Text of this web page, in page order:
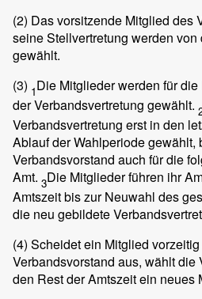
(2) Das vorsitzende Mitglied des
seine Stellvertretung werden von
gewählt.
(3) 1Die Mitglieder werden für
der Verbandsvertretung gewählt.
Verbandsvertretung erst in den
Ablauf der Wahlperiode gewählt,
Verbandsvorstand auch für die
Amt. 3Die Mitglieder führen ihr
Amtszeit bis zur Neuwahl des
die neu gebildete
(4) Scheidet ein Mitglied
Verbandsvorstand aus, wählt die
den Rest der Amtszeit ein neues